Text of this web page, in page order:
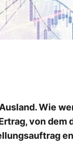
Wie
von dem